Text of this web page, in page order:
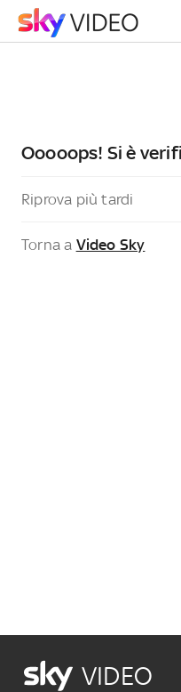
Ooooops! Si è
Riprova più tardi
Torna a Video Sky
VIDEO